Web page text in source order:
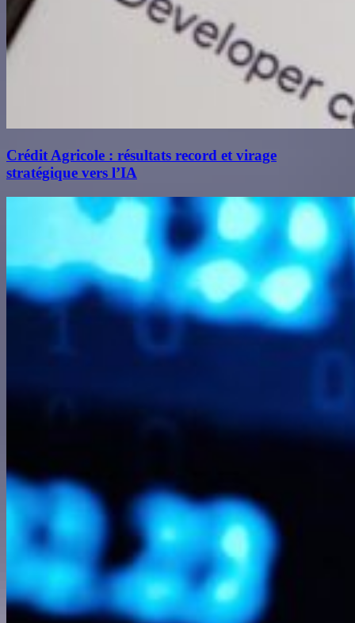
Crédit Agricole : résultats record et virage
stratégique vers l’IA